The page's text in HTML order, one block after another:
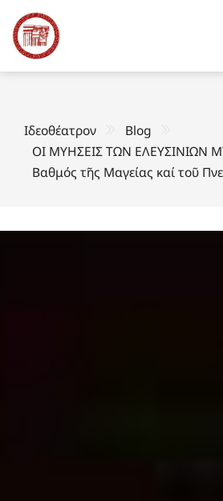
Ιδεοθέατρον
Blog
ΟΙ ΜΥΗΣΕΙΣ ΤΩΝ ΕΛΕΥΣΙΝΙΩΝ
Βαθμός τῆς Μαγείας καί τοῦ